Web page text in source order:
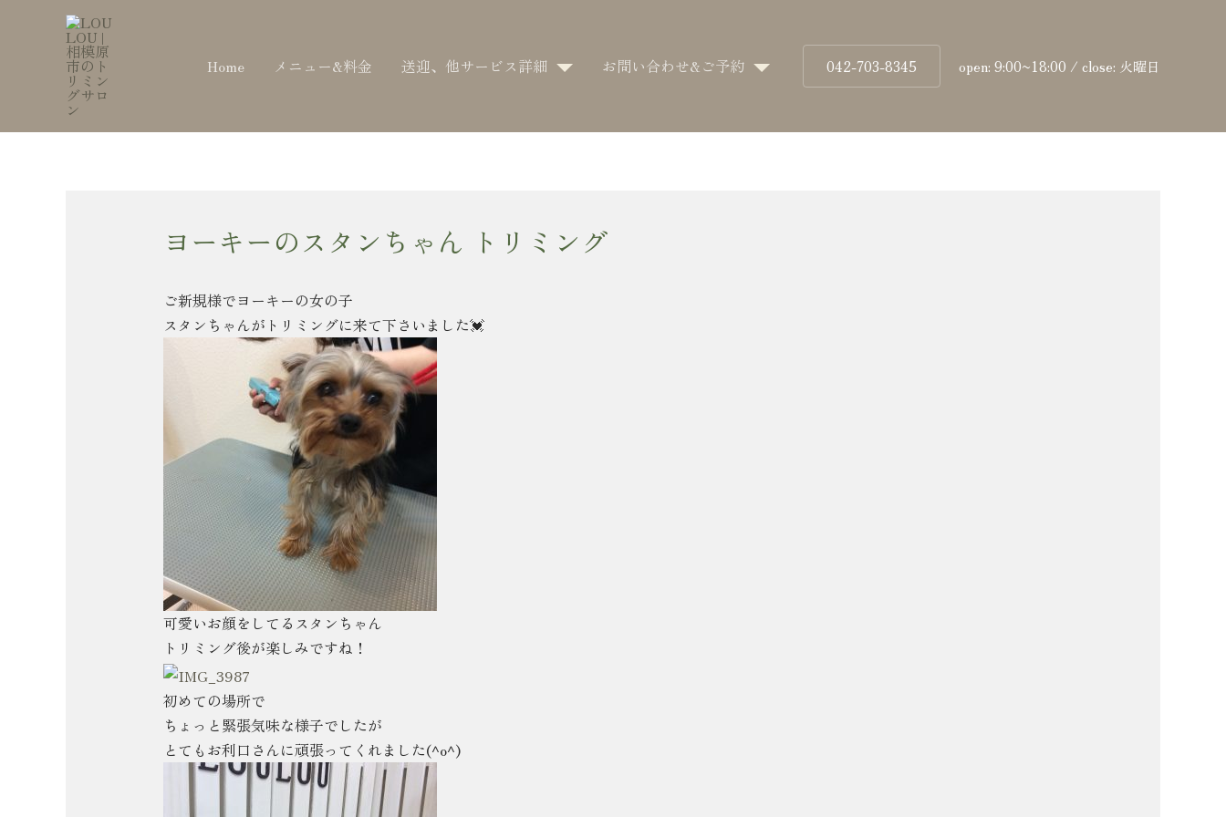
ッ
Home メニュー&料金 送迎、他サービス詳細 お問い合わせ&ご予約 042-703-8345 open: 9:00~18:00 / close: 火曜日
ヨーキーのスタンちゃん トリミング
ご新規様でヨーキーの女の子
スタンちゃんがトリミングに来て下さいました💓
可愛いお顔をしてるスタンちゃん
トリミング後が楽しみですね！
初めての場所で
ちょっと緊張気味な様子でしたが
とてもお利口さんに頑張ってくれました(^o^)
Post
navigation